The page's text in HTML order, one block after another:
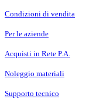
Condizioni di vendita
Per le aziende
Acquisti in Rete P.A.
Noleggio materiali
Supporto tecnico